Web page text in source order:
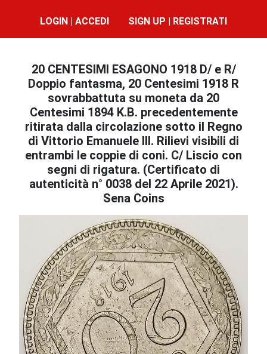
LOGIN | ACCEDI SIGN UP | REGISTRATI
20 CENTESIMI ESAGONO 1918 D/ e R/
Doppio fantasma, 20 Centesimi 1918 R
sovrabbattuta su moneta da 20
Centesimi 1894 K.B. precedentemente
ritirata dalla circolazione sotto il Regno
di Vittorio Emanuele III. Rilievi visibili di
entrambi le coppie di coni. C/ Liscio con
segni di rigatura. (Certificato di
autenticità n° 0038 del 22 Aprile 2021).
Sena Coins